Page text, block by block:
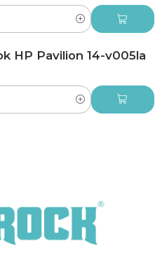
HP Pavilion 14-v005la